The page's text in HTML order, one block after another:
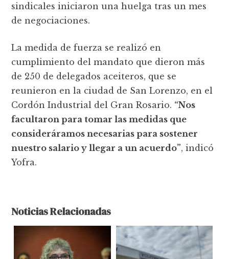
sindicales iniciaron una huelga tras un mes
de negociaciones.
La medida de fuerza se realizó en
cumplimiento del mandato que dieron más
de 250 de delegados aceiteros, que se
reunieron en la ciudad de San Lorenzo, en el
Cordón Industrial del Gran Rosario. “Nos
facultaron para tomar las medidas que
consideráramos necesarias para sostener
nuestro salario y llegar a un acuerdo”, indicó
Yofra.
Noticias Relacionadas